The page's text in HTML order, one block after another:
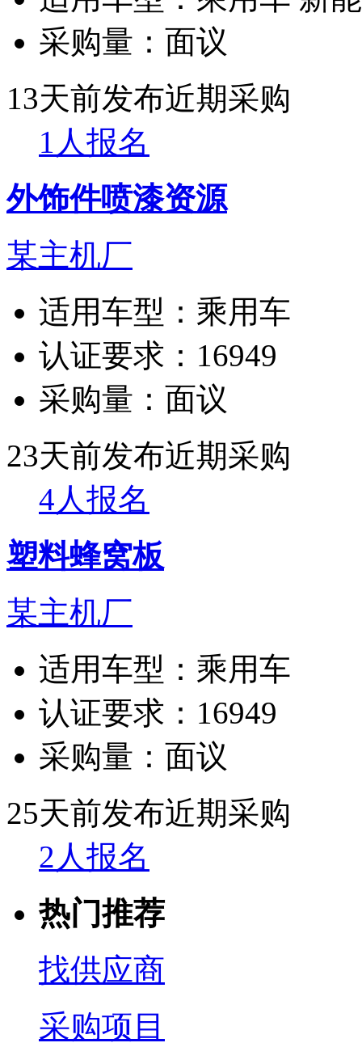
采购量： 面议
13天前发布近期采购
1人报名
外饰件喷漆资源
某主机厂
适用车型： 乘用车
认证要求： 16949
采购量： 面议
23天前发布近期采购
4人报名
塑料蜂窝板
某主机厂
适用车型： 乘用车
认证要求： 16949
采购量： 面议
25天前发布近期采购
2人报名
热门推荐
找供应商
采购项目